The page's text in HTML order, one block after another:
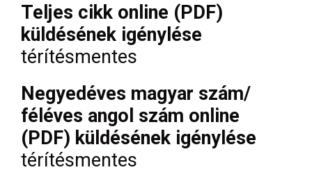
Teljes cikk online (PDF)
küldésének igénylése
térítésmentes
Negyedéves magyar szám/
féléves angol szám online
(PDF) küldésének igénylése
térítésmentes